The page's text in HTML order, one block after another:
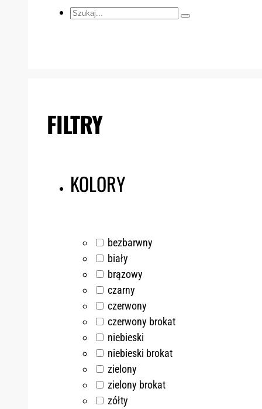
Szukaj...
FILTRY
KOLORY
bezbarwny
biały
brązowy
czarny
czerwony
czerwony brokat
niebieski
niebieski brokat
zielony
zielony brokat
zółty